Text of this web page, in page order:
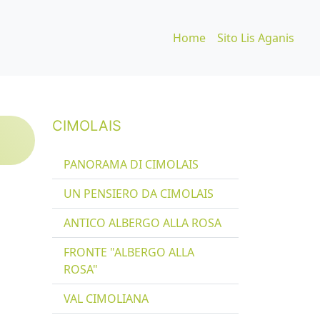
Home Sito Lis Aganis
CIMOLAIS
PANORAMA DI CIMOLAIS
UN PENSIERO DA CIMOLAIS
ANTICO ALBERGO ALLA ROSA
FRONTE "ALBERGO ALLA
ROSA"
VAL CIMOLIANA